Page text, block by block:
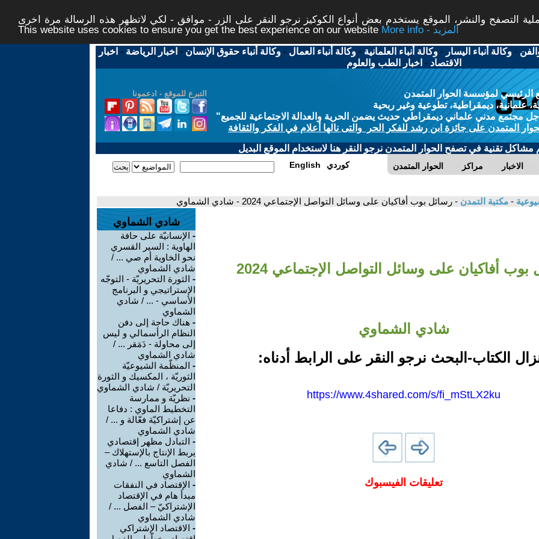
التصفح والنشر، الموقع يستخدم بعض أنواع الكوكيز نرجو النقر على الزر - موافق - لكي لاتظهر هذه الرسالة مرة اخرى -
This website uses cookies to ensure you get the best experience on our website
More info - المزيد
-وكالة أنباء اليسار -وكالة أنباء العلمانية -وكالة أنباء العمال -وكالة أنباء حقوق الإنسان - اخبار الرياضة - اخبار
الاقتصاد - اخبار الطب والعلوم
التبرع للموقع - ادعمونا
الرئيسي لمؤسسة الحوار المتمدن
علمانية، ديمقراطية، تطوعية وغير ربحية
مجتمع مدني علماني ديمقراطي حديث يضمن الحرية والعدالة الاجتماعية للجميع"
المتمدن على جائزة ابن رشد للفكر الحر والتى نالها أعلام في الفكر والثقافة
مشاكل تقنية في تصفح الحوار المتمدن نرجو النقر هنا لاستخدام الموقع البديل
الحوار المتمدن مراكز الاخبار English كوردي
- مكتبة التمدن - رسائل بوب أفاكيان على وسائل التواصل الإجتماعي 2024 - شادي الشماوي
بوب أفاكيان على وسائل التواصل الإجتماعي 2024
شادي الشماوي
الكتاب-البحث نرجو النقر على الرابط أدناه:
https://www.4shared.com/s/fi_mStLX2ku
تعليقات الفيسبوك
شادي الشماوي
- الإنسانيّة على حافة
الهاوية : السير القسري
نحو الخاوية أم صي ... /
شادي الشماوي
- الثورة التحريريّة - التوجّه
الإستراتيجي و البرنامج
الأساسي - ... / شادي
الشماوي
- هناك حاجة إلى دفن
النظام الرأسمالي و ليس
إلى محاولة - دَمَقر ... /
شادي الشماوي
- المنظّمة الشيوعيّة
الثوريّة ، المكسيك و الثورة
التحريريّة / شادي الشماوي
- نظريّة و ممارسة
التخطيط الماوي : دفاعا
عن إشتراكيّة فعّالة و ... /
شادي الشماوي
- التبادل مظهر إقتصادي
يربط الإنتاج بالإستهلاك –
الفصل التاسع ... / شادي
الشماوي
- الإقتصاد في النفقات
مبدأ هام في الإقتصاد
الإشتراكيّ – الفصل ... /
شادي الشماوي
- الاقتصاد الإشتراكي